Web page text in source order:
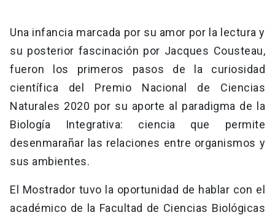
Una infancia marcada por su amor por la lectura y
su posterior fascinación por Jacques Cousteau,
fueron los primeros pasos de la curiosidad
científica del Premio Nacional de Ciencias
Naturales 2020 por su aporte al paradigma de la
Biología Integrativa: ciencia que permite
desenmarañar las relaciones entre organismos y
sus ambientes.
El Mostrador tuvo la oportunidad de hablar con el
académico de la Facultad de Ciencias Biológicas